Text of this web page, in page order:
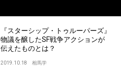
『スターシップ・トゥルーパーズ』
物議を醸したSF戦争アクションが
伝えたものとは？
2019.10.18 相馬学